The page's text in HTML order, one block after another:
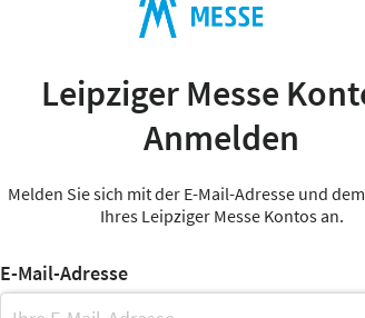
Leipziger Messe
Anmelden
Melden Sie sich mit der E-Mail-Adresse und
Ihres Leipziger Messe Kontos an.
E-Mail-Adresse